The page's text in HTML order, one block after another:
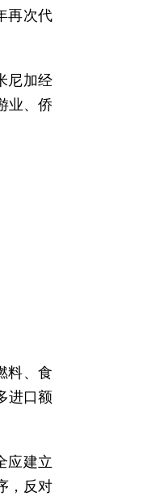
再次代
尼加经
业、侨
料、食
进口额
应建立
，反对